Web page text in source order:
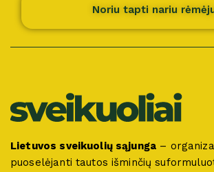
Noriu tapti nariu
Lietuvos sveikuolių sąjunga –
puoselėjanti tautos išminčių